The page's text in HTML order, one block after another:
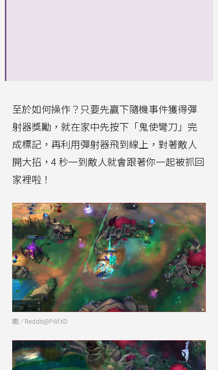
至於如何操作？只要先贏下隨機事件獲得彈
射器獎勵，就在家中先按下「鬼使彎刀」完
成標記，再利用彈射器飛到線上，對著敵人
開大招，4 秒一到敵人就會跟著你一起被抓回
家裡啦！
圖／Reddit@PilifXD